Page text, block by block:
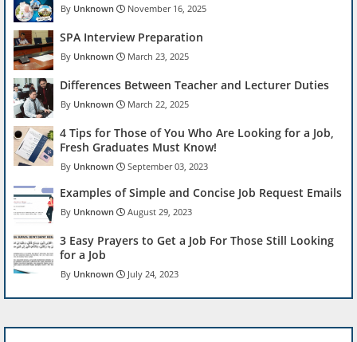
Unknown November 16, 2025
SPA Interview Preparation
Unknown March 23, 2025
Differences Between Teacher and Lecturer Duties
Unknown March 22, 2025
4 Tips for Those of You Who Are Looking for a Job,
Fresh Graduates Must Know!
Unknown September 03, 2023
Examples of Simple and Concise Job Request Emails
Unknown August 29, 2023
3 Easy Prayers to Get a Job For Those Still Looking
for a Job
Unknown July 24, 2023